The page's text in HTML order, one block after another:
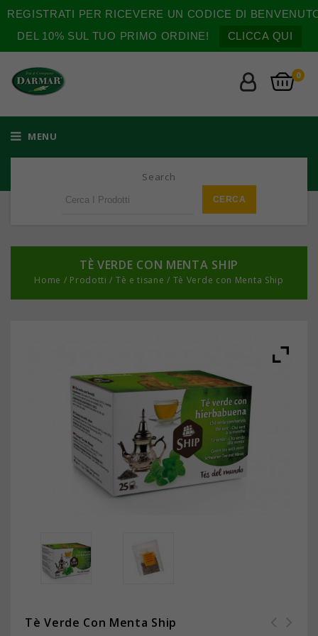
REGISTRATI PER RICEVERE UN CODICE DI
DEL 10% SUL TUO PRIMO ORDINE!
CLICCA QUI
0
MENU
Search
TÈ VERDE CON MENTA SHIP
Home / Prodotti / Tè e tisane / Tè Verde con Menta Ship
Tè Verde Con Menta Ship